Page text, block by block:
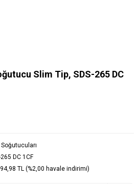
Slim Tip, SDS-265 DC
265 DC 1CF
TL (%2,00 havale indirimi)